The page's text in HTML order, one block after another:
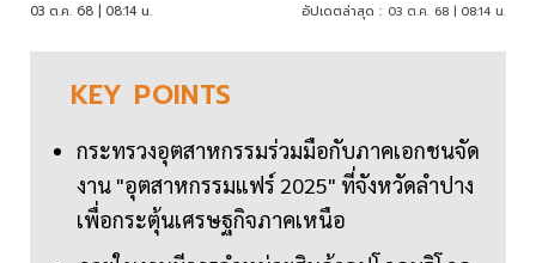
03 ต.ค. 68 | 08:14 น. อัปเดตล่าสุด : 03 ต.ค. 68 | 08:14 น.
KEY POINTS
กระทรวงอุตสาหกรรมร่วมมือกับภาคเอกชนจัด
งาน "อุตสาหกรรมแฟร์ 2025" ที่จังหวัดลำปาง
เพื่อกระตุ้นเศรษฐกิจภาคเหนือ